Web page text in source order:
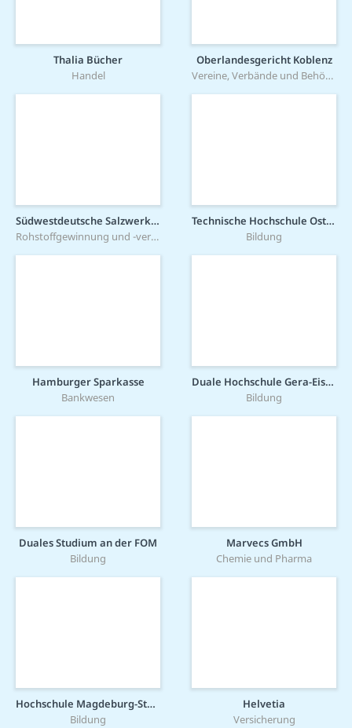
Thalia Bücher
Handel
Oberlandesgericht Koblenz
Vereine, Verbände und Behörden
Südwestdeutsche Salzwerke AG
Rohstoffgewinnung und -verarbeitung
Technische Hochschule Ostwestfalen-Lippe
Bildung
Hamburger Sparkasse
Bankwesen
Duale Hochschule Gera-Eisenach
Bildung
Duales Studium an der FOM
Bildung
Marvecs GmbH
Chemie und Pharma
Hochschule Magdeburg-Stendal
Bildung
Helvetia
Versicherung